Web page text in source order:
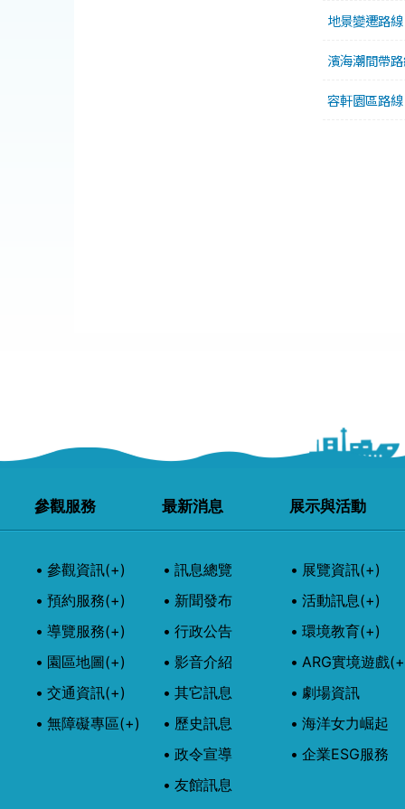
地景變遷路線
濱海潮間帶
容軒園區路線
參觀服務
參觀資訊(+)
預約服務(+)
導覽服務(+)
園區地圖(+)
交通資訊(+)
無障礙專區(+)
最新消息
訊息總覽
新聞發布
行政公告
影音介紹
其它訊息
歷史訊息
政令宣導
友館訊息
展示與活動
展覽資訊(+)
活動訊息(+)
環境教育(+)
ARG實境遊戲
劇場資訊
海洋女力崛起
企業ESG服務